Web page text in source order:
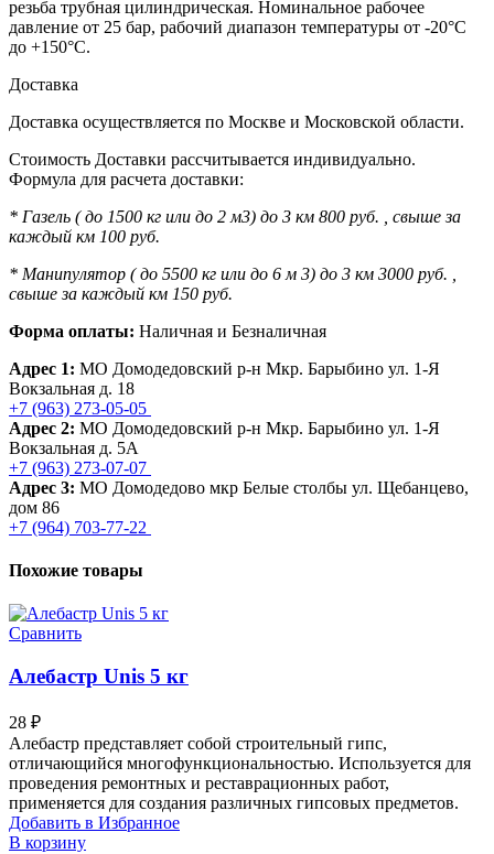
резьба трубная цилиндрическая. Номинальное рабочее
давление от 25 бар, рабочий диапазон температуры от -20°C
до +150°C.
Доставка
Доставка осуществляется по Москве и Московской области.
Стоимость Доставки рассчитывается индивидуально.
Формула для расчета доставки:
* Газель ( до 1500 кг или до 2 м3) до 3 км 800 руб. , свыше за
каждый км 100 руб.
* Манипулятор ( до 5500 кг или до 6 м 3) до 3 км 3000 руб. ,
свыше за каждый км 150 руб.
Форма оплаты: Наличная и Безналичная
Адрес 1: МО Домодедовский р-н Мкр. Барыбино ул. 1-Я
Вокзальная д. 18
+7 (963) 273-05-05
Адрес 2: МО Домодедовский р-н Мкр. Барыбино ул. 1-Я
Вокзальная д. 5А
+7 (963) 273-07-07
Адрес 3: МО Домодедово мкр Белые столбы ул. Щебанцево,
дом 86
+7 (964) 703-77-22
Похожие товары
Сравнить
Алебастр Unis 5 кг
28 ₽
Алебастр представляет собой строительный гипс,
отличающийся многофункциональностью. Используется для
проведения ремонтных и реставрационных работ,
применяется для создания различных гипсовых предметов.
Добавить в Избранное
В корзину